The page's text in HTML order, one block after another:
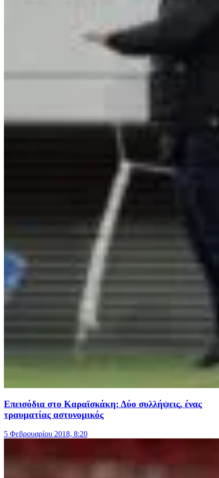
Επεισόδια στο Καραϊσκάκη: Δύο συλλήψεις, ένας
τραυματίας αστυνομικός
5 Φεβρουαρίου 2018, 8:20